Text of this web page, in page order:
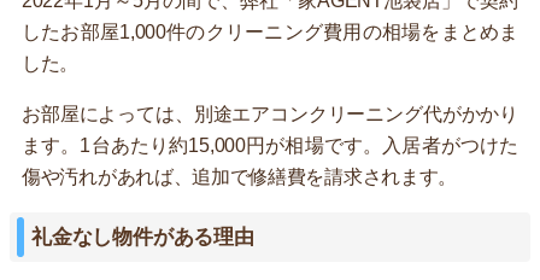
したお部屋1,000件のクリーニング費用の相場をまとめま
した。
お部屋によっては、別途エアコンクリーニング代がかかり
ます。1台あたり約15,000円が相場です。入居者がつけた
傷や汚れがあれば、追加で修繕費を請求されます。
礼金なし物件がある理由